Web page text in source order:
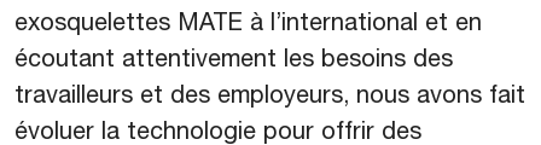
exosquelettes MATE à l’international et en
écoutant attentivement les besoins des
travailleurs et des employeurs, nous avons fait
évoluer la technologie pour offrir des